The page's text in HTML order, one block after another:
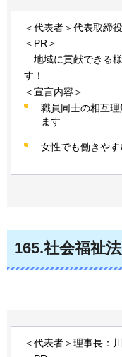
＜代表者＞代表取締
＜PR＞
地域に貢献できる
す！
＜宣言内容＞
職員同士の相互
ます
女性でも働きや
165.社会福祉
＜代表者＞理事長：